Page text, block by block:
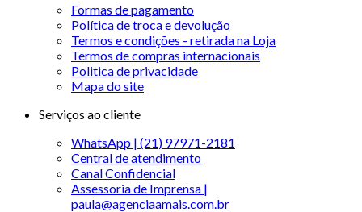
Formas de pagamento
Política de troca e devolução
Termos e condições - retirada na Loja
Termos de compras internacionais
Politica de privacidade
Mapa do site
Serviços ao cliente
WhatsApp | (21) 97971-2181
Central de atendimento
Canal Confidencial
Assessoria de Imprensa |
paula@agenciaamais.com.br